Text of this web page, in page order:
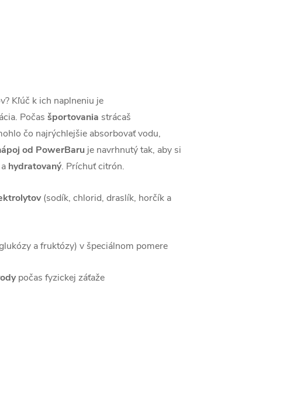
Kľúč k ich naplneniu je
Počas športovania strácaš
čo najrýchlejšie absorbovať vodu,
od PowerBaru je navrhnutý tak, aby si
hydratovaný. Príchuť citrón.
(sodík, chlorid, draslík, horčík a
a fruktózy) v špeciálnom pomere
počas fyzickej záťaže